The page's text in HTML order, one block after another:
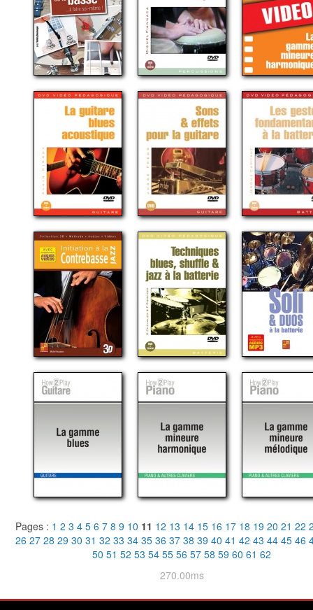
Pages : 1 2 3 4 5 6 7 8 9 10 11 12 13 14 15 16 17 18 19 20 21 22
26 27 28 29 30 31 32 33 34 35 36 37 38 39 40 41 42 43 44 45 46
50 51 52 53 54 55 56 57 58 59 60 61 62
270.00ms